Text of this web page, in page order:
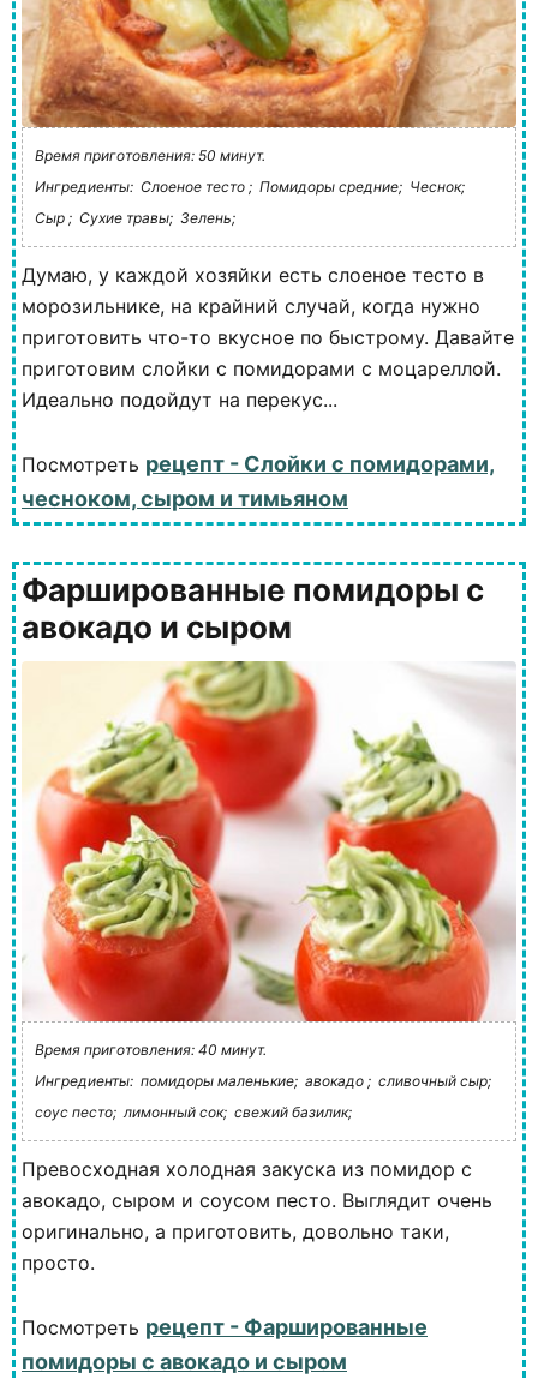
Время приготовления: 50 минут.
Ингредиенты: Слоеное тесто ; Помидоры средние; Чеснок;
Сыр ; Сухие травы; Зелень;
Думаю, у каждой хозяйки есть слоеное тесто в
морозильнике, на крайний случай, когда нужно
приготовить что-то вкусное по быстрому. Давайте
приготовим слойки с помидорами с моцареллой.
Идеально подойдут на перекус...
Посмотреть рецепт - Слойки с помидорами,
чесноком, сыром и тимьяном
Фаршированные помидоры с
авокадо и сыром
Время приготовления: 40 минут.
Ингредиенты: помидоры маленькие; авокадо ; сливочный сыр;
соус песто; лимонный сок; свежий базилик;
Превосходная холодная закуска из помидор с
авокадо, сыром и соусом песто. Выглядит очень
оригинально, а приготовить, довольно таки,
просто.
Посмотреть рецепт - Фаршированные
помидоры с авокадо и сыром